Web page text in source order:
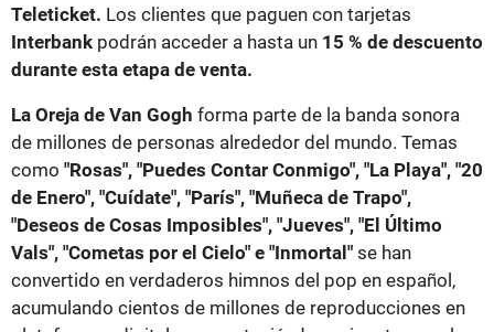
Teleticket. Los clientes que paguen con tarjetas
Interbank podrán acceder a hasta un 15 % de descuento
durante esta etapa de venta.
La Oreja de Van Gogh forma parte de la banda sonora
de millones de personas alrededor del mundo. Temas
como "Rosas", "Puedes Contar Conmigo", "La Playa", "20
de Enero", "Cuídate", "París", "Muñeca de Trapo",
"Deseos de Cosas Imposibles", "Jueves", "El Último
Vals", "Cometas por el Cielo" e "Inmortal" se han
convertido en verdaderos himnos del pop en español,
acumulando cientos de millones de reproducciones en